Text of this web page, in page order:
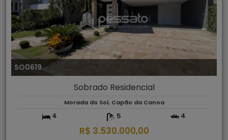
SO0619
Sobrado Residencial
Morada do Sol, Capão da Canoa
4 5 4
R$ 3.530.000,00